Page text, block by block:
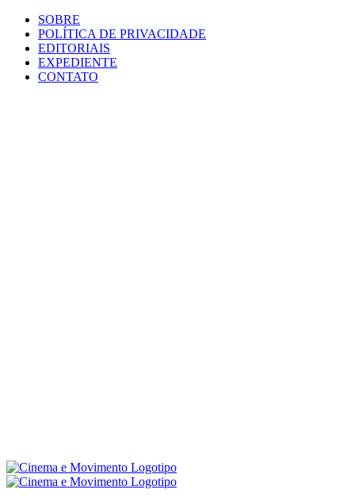
SOBRE
POLÍTICA DE PRIVACIDADE
EDITORIAIS
EXPEDIENTE
CONTATO